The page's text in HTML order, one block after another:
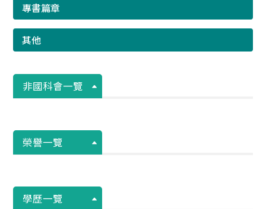
專書篇章
其他
非國科會一覽
榮譽一覽
學歷一覽